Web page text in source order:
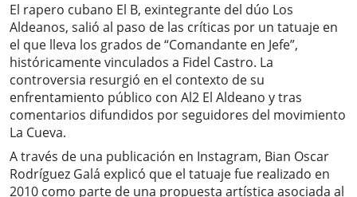
El rapero cubano El B, exintegrante del dúo Los
Aldeanos, salió al paso de las críticas por un tatuaje en
el que lleva los grados de “Comandante en Jefe”,
históricamente vinculados a Fidel Castro. La
controversia resurgió en el contexto de su
enfrentamiento público con Al2 El Aldeano y tras
comentarios difundidos por seguidores del movimiento
La Cueva.
A través de una publicación en Instagram, Bian Oscar
Rodríguez Galá explicó que el tatuaje fue realizado en
2010 como parte de una propuesta artística asociada al